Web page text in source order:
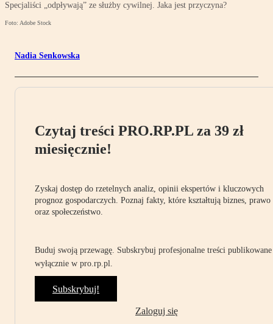
Specjaliści „odpływają” ze służby cywilnej. Jaka jest przyczyna?
Foto: Adobe Stock
Nadia Senkowska
Czytaj treści PRO.RP.PL za 39 zł
miesięcznie!
Zyskaj dostęp do rzetelnych analiz, opinii ekspertów i kluczowych
prognoz gospodarczych. Poznaj fakty, które kształtują biznes, prawo
oraz społeczeństwo.
Buduj swoją przewagę. Subskrybuj profesjonalne treści publikowane
wyłącznie w pro.rp.pl.
Subskrybuj!
Zaloguj się